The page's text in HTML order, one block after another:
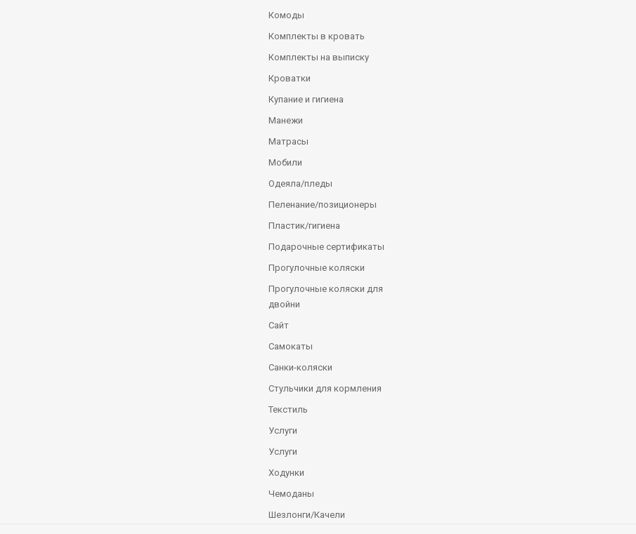
Комоды
Комплекты в кровать
Комплекты на выписку
Кроватки
Купание и гигиена
Манежи
Матрасы
Мобили
Одеяла/пледы
Пеленание/позиционеры
Пластик/гигиена
Подарочные сертификаты
Прогулочные коляски
Прогулочные коляски для
двойни
Сайт
Самокаты
Санки-коляски
Стульчики для кормления
Текстиль
Услуги
Услуги
Ходунки
Чемоданы
Шезлонги/Качели